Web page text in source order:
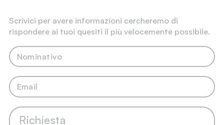
Scrivici per avere informazioni cercheremo di
rispondere ai tuoi quesiti il più velocemente possibile.